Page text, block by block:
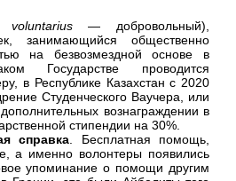
voluntarius— добровольный),
занимающийся общественно
на безвозмездной основе в
Государстве проводится
в Республике Казахстан с 2020
Студенческого Ваучера, или
вознаграждении в
стипендии на 30%.
справка . Бесплатная помощь,
а именно волонтеры появились
упоминание о помощи другим